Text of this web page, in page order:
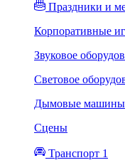
Праздники и
Корпоративные
Звуковое
Световое
Дымовые машины
Сцены
Транспорт 1